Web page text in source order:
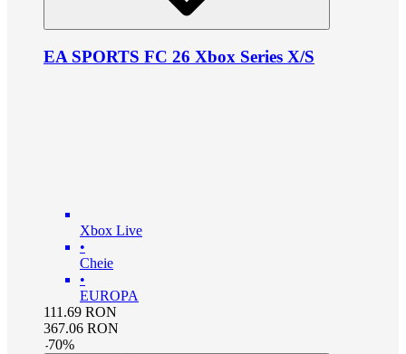
EA SPORTS FC 26 Xbox Series X/S
Xbox Live
•
Cheie
•
EUROPA
111.69 RON
367.06 RON
-70%